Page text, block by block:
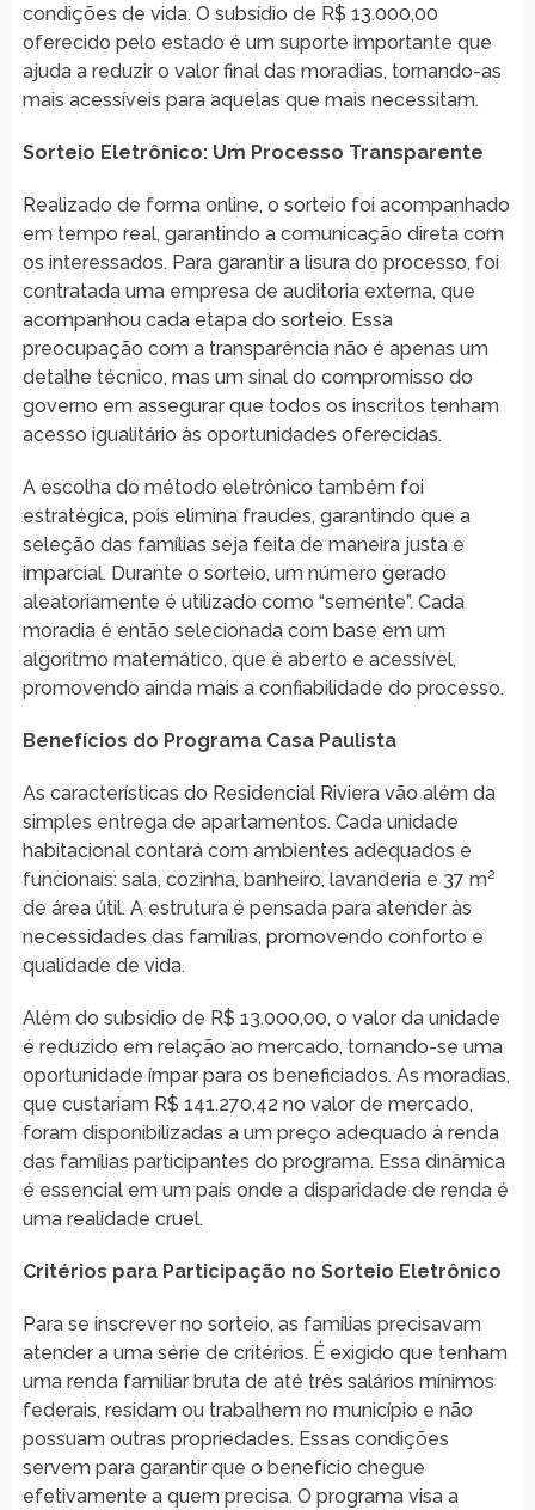
condições de vida. O subsídio de R$ 13.000,00
oferecido pelo estado é um suporte importante que
ajuda a reduzir o valor final das moradias, tornando-as
mais acessíveis para aquelas que mais necessitam.
Sorteio Eletrônico: Um Processo Transparente
Realizado de forma online, o sorteio foi acompanhado
em tempo real, garantindo a comunicação direta com
os interessados. Para garantir a lisura do processo, foi
contratada uma empresa de auditoria externa, que
acompanhou cada etapa do sorteio. Essa
preocupação com a transparência não é apenas um
detalhe técnico, mas um sinal do compromisso do
governo em assegurar que todos os inscritos tenham
acesso igualitário às oportunidades oferecidas.
A escolha do método eletrônico também foi
estratégica, pois elimina fraudes, garantindo que a
seleção das famílias seja feita de maneira justa e
imparcial. Durante o sorteio, um número gerado
aleatoriamente é utilizado como “semente”. Cada
moradia é então selecionada com base em um
algoritmo matemático, que é aberto e acessível,
promovendo ainda mais a confiabilidade do processo.
Benefícios do Programa Casa Paulista
As características do Residencial Riviera vão além da
simples entrega de apartamentos. Cada unidade
habitacional contará com ambientes adequados e
funcionais: sala, cozinha, banheiro, lavanderia e 37 m²
de área útil. A estrutura é pensada para atender às
necessidades das famílias, promovendo conforto e
qualidade de vida.
Além do subsídio de R$ 13.000,00, o valor da unidade
é reduzido em relação ao mercado, tornando-se uma
oportunidade ímpar para os beneficiados. As moradias,
que custariam R$ 141.270,42 no valor de mercado,
foram disponibilizadas a um preço adequado à renda
das famílias participantes do programa. Essa dinâmica
é essencial em um país onde a disparidade de renda é
uma realidade cruel.
Critérios para Participação no Sorteio Eletrônico
Para se inscrever no sorteio, as famílias precisavam
atender a uma série de critérios. É exigido que tenham
uma renda familiar bruta de até três salários mínimos
federais, residam ou trabalhem no município e não
possuam outras propriedades. Essas condições
servem para garantir que o benefício chegue
efetivamente a quem precisa. O programa visa a